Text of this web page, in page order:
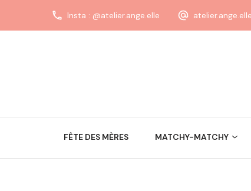
Insta : @atelier.ange.elle
FÊTE DES MÈRES MATCHY-MATCHY